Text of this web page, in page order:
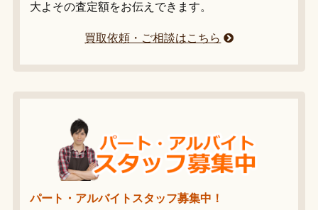
大よその査定額をお伝えできます。
買取依頼・ご相談はこちら
パート・アルバイトスタッフ募集中！